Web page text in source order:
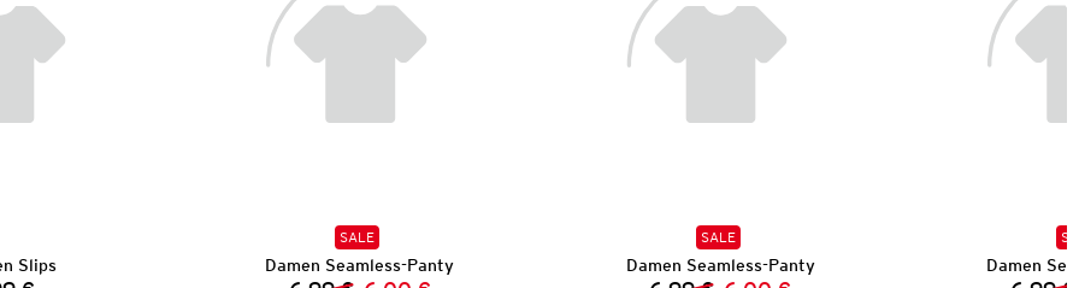
Slips
SALE
Damen Seamless-Panty
SALE
Damen Seamless-Panty Damen